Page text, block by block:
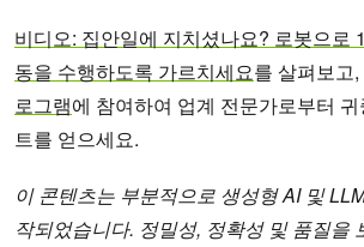
비디오: 집안일에 지치셨나요? 로봇으로
동을 수행하도록 가르치세요를 살펴보고,
로그램에 참여하여 업계 전문가로부터
트를 얻으세요.
이 콘텐츠는 부분적으로 생성형 AI 및
작되었습니다. 정밀성, 정확성 및 품질을